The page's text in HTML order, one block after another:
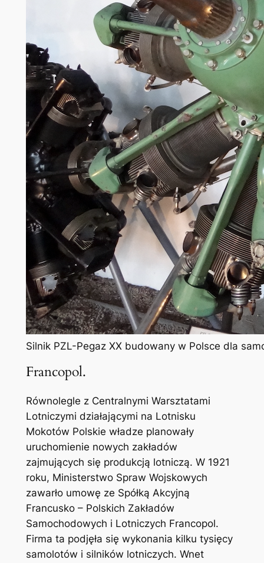
Silnik PZL-Pegaz XX budowany w Polsce dla
Francopol.
Równolegle z Centralnymi Warsztatami
Lotniczymi działającymi na Lotnisku
Mokotów Polskie władze planowały
uruchomienie nowych zakładów
zajmujących się produkcją lotniczą. W 1921
roku, Ministerstwo Spraw Wojskowych
zawarło umowę ze Spółką Akcyjną
Francusko – Polskich Zakładów
Samochodowych i Lotniczych Francopol.
Firma ta podjęła się wykonania kilku tysięcy
samolotów i silników lotniczych. Wnet